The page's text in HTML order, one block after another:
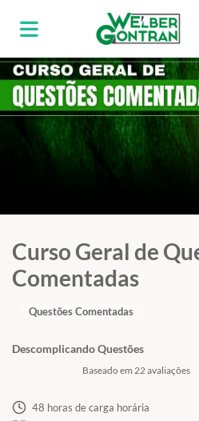
Curso Geral de
Comentadas
Descomplicando Questões
Baseado em 22 avaliações
Questões Comentadas
48 horas de carga horária